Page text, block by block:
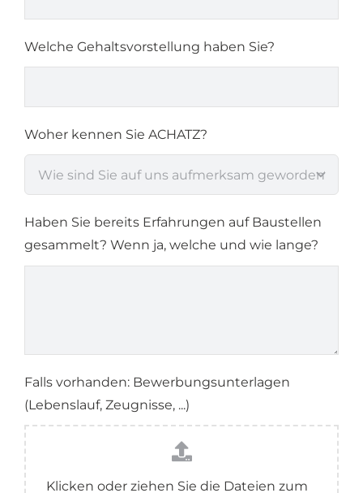
Welche Gehaltsvorstellung haben Sie?
Woher kennen Sie ACHATZ?
Haben Sie bereits Erfahrungen auf Baustellen
gesammelt? Wenn ja, welche und wie lange?
Falls vorhanden: Bewerbungsunterlagen
(Lebenslauf, Zeugnisse, ...)
Klicken oder ziehen Sie die Dateien zum